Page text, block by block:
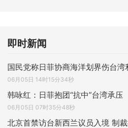
即时新闻
国民党称日菲协商海洋划界伤台湾
06月05日 14时15分34秒
韩咏红：日菲抱团“抗中”台湾承压
06月05日 07时35分48秒
北京首禁访台新西兰议员入境 制